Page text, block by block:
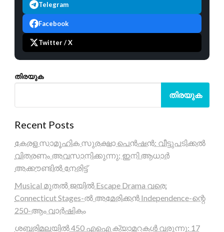
Telegram
Facebook
Twitter / X
തിരയുക
തിരയുക
Recent Posts
കേരള സാമൂഹിക സുരക്ഷാ പെൻഷൻ: വീട്ടുപടിക്കൽ
വിതരണം അവസാനിക്കുന്നു; ഇനി ആധാർ
അക്കൗണ്ടിൽ നേരിട്ട്
Musical മുതൽ ജയിൽ Escape Drama വരെ:
Connecticut Stages-ൽ അമേരിക്കൻ Independence-ന്റെ
250-ആം വാർഷികം
ശബരിമലയിൽ 450 എഐ ക്യാമറകൾ വരുന്നു; 17